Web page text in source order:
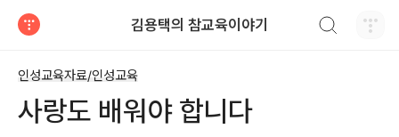
김용택의 참교육이야기
인성교육자료/인성교육
사랑도 배워야 합니다